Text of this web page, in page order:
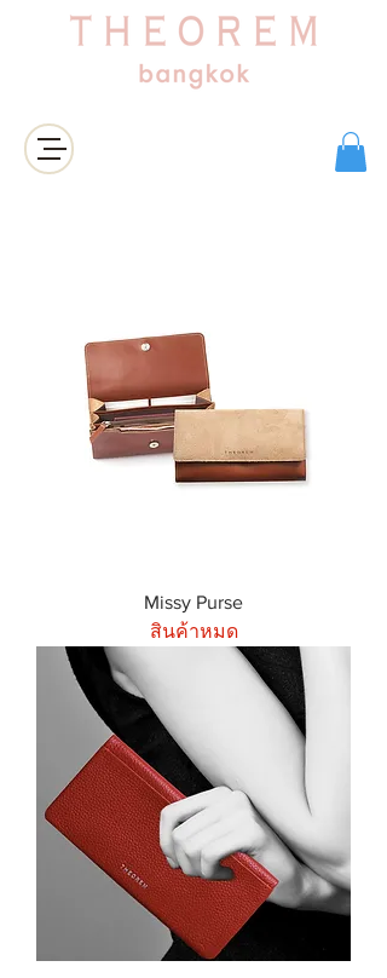
Missy Purse
สินค้าหมด